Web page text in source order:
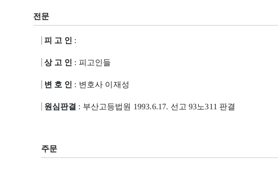
전문
피 고 인 :
상 고 인 : 피고인들
변 호 인 : 변호사 이재성
원심판결 : 부산고등법원 1993.6.17. 선고 93노311 판결
주문